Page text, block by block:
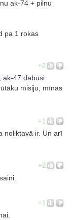
ak-74 + pilnu
pa 1 rokas
+2
ak-47 dabūsi
misiju, mīnas
+1
noliktavā ir. Un arī
+2
+1